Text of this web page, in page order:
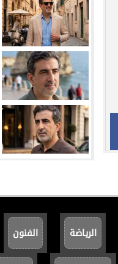
الرياضة الفنون